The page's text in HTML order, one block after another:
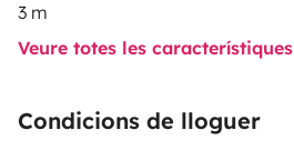
3 m
Veure totes les característiques
Condicions de lloguer